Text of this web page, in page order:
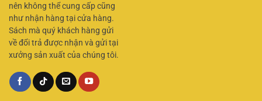
nên không thể cung cấp cũng
như nhận hàng tại cửa hàng.
Sách mà quý khách hàng gửi
về đổi trả được nhận và gửi tại
xưởng sản xuất của chúng tôi.